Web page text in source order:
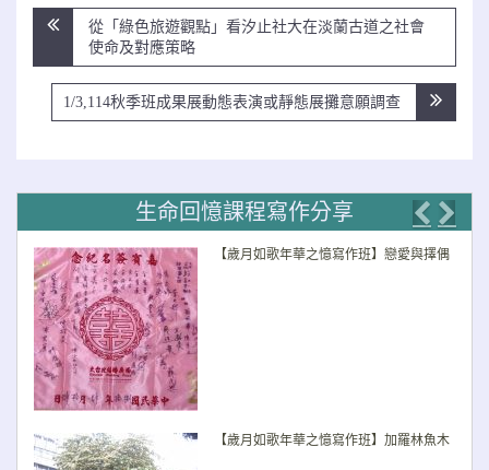
文
導
從「綠色旅遊觀點」看汐止社大在淡蘭古道之社會
使命及對應策略
1/3,114秋季班成果展動態表演或靜態展攤意願調查
生命回憶課程寫作分享
【歲月如歌年華之憶寫作班】戀愛與擇偶
【歲月如歌年華之憶寫作班】加羅林魚木